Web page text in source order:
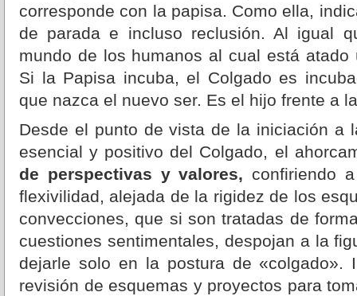
corresponde con la papisa. Como ella,
de parada e incluso reclusión. Al igual
mundo de los humanos al cual está atado
Si la Papisa incuba, el Colgado es
que nazca el nuevo ser. Es el hijo frente a
Desde el punto de vista de la iniciación a
esencial y positivo del Colgado, el
de perspectivas y valores, confiriendo
flexivilidad, alejada de la rigidez de los
convecciones, que si son tratadas de
cuestiones sentimentales, despojan a la
dejarle solo en la postura de «colgado».
revisión de esquemas y proyectos para